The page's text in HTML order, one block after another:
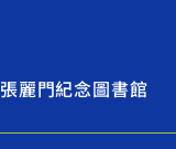
張麗門紀念圖書館